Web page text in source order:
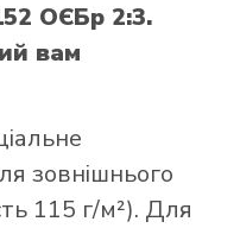
ОЄБр 2:3.
вам
зовнішнього
115 г/м²). Для